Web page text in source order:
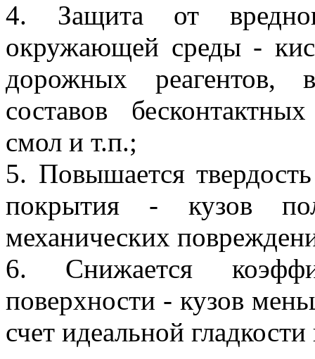
4. Защита от
окружающей среды -
дорожных реагентов,
составов
смол и т.п.;
5. Повышается
покрытия - кузов
механических
6. Снижается
поверхности - кузов
счет идеальной